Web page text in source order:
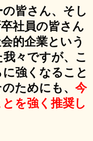
皆さん、そし
社員の皆さん
的企業という
々ですが、こ
強くなること
ためにも、 今
を強く推奨し